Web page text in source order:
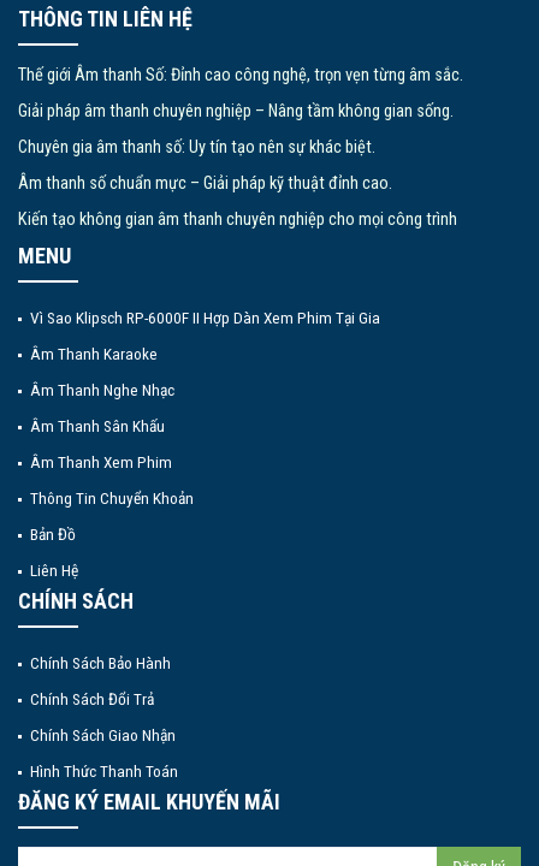
THÔNG TIN LIÊN HỆ
Thế giới Âm thanh Số: Đỉnh cao công nghệ, trọn vẹn từng âm sắc.
Giải pháp âm thanh chuyên nghiệp – Nâng tầm không gian sống.
Chuyên gia âm thanh số: Uy tín tạo nên sự khác biệt.
Âm thanh số chuẩn mực – Giải pháp kỹ thuật đỉnh cao.
Kiến tạo không gian âm thanh chuyên nghiệp cho mọi công trình
MENU
Vì Sao Klipsch RP-6000F II Hợp Dàn Xem Phim Tại Gia
Âm Thanh Karaoke
Âm Thanh Nghe Nhạc
Âm Thanh Sân Khấu
Âm Thanh Xem Phim
Thông Tin Chuyển Khoản
Bản Đồ
Liên Hệ
CHÍNH SÁCH
Chính Sách Bảo Hành
Chính Sách Đổi Trả
Chính Sách Giao Nhận
Hình Thức Thanh Toán
ĐĂNG KÝ EMAIL KHUYẾN MÃI